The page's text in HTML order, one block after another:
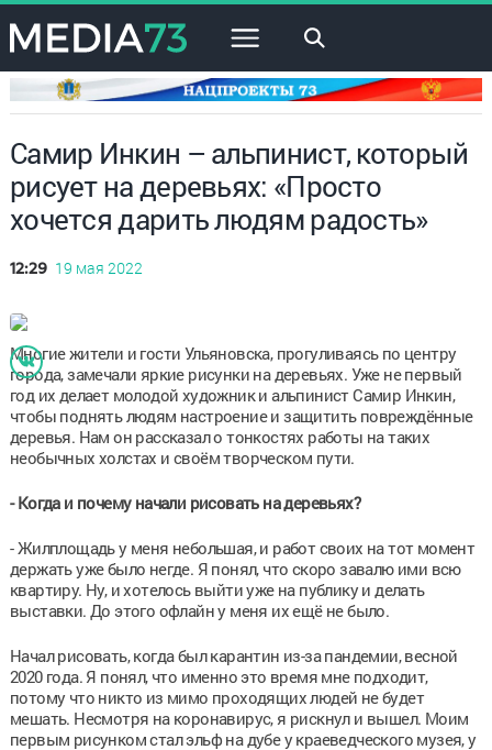
×
Самир Инкин – альпинист, который
рисует на деревьях: «Просто
хочется дарить людям радость»
12:29 19 мая 2022
Многие жители и гости Ульяновска, прогуливаясь по центру
города, замечали яркие рисунки на деревьях. Уже не первый
год их делает молодой художник и альпинист Самир Инкин,
чтобы поднять людям настроение и защитить повреждённые
деревья. Нам он рассказал о тонкостях работы на таких
необычных холстах и своём творческом пути.
- Когда и почему начали рисовать на деревьях?
- Жилплощадь у меня небольшая, и работ своих на тот момент
держать уже было негде. Я понял, что скоро завалю ими всю
квартиру. Ну, и хотелось выйти уже на публику и делать
выставки. До этого офлайн у меня их ещё не было.
Начал рисовать, когда был карантин из-за пандемии, весной
2020 года. Я понял, что именно это время мне подходит,
потому что никто из мимо проходящих людей не будет
мешать. Несмотря на коронавирус, я рискнул и вышел. Моим
первым рисунком стал эльф на дубе у краеведческого музея, у